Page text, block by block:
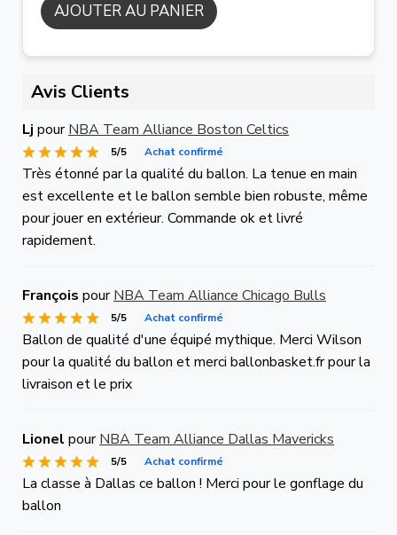
AJOUTER AU PANIER
Avis Clients
Lj pourNBA Team Alliance Boston Celtics
5/5 Achat confirmé
Très étonné par la qualité du ballon. La tenue en main
est excellente et le ballon semble bien robuste, même
pour jouer en extérieur. Commande ok et livré
rapidement.
François pourNBA Team Alliance Chicago Bulls
5/5 Achat confirmé
Ballon de qualité d'une équipé mythique. Merci Wilson
pour la qualité du ballon et merci ballonbasket.fr pour la
livraison et le prix
Lionel pourNBA Team Alliance Dallas Mavericks
5/5 Achat confirmé
La classe à Dallas ce ballon ! Merci pour le gonflage du
ballon